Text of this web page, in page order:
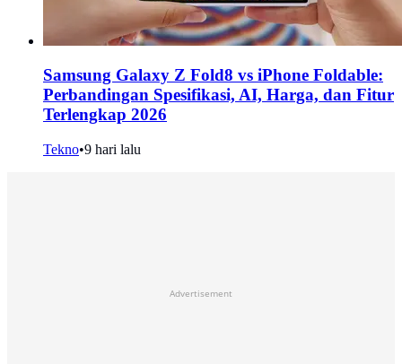
Samsung Galaxy Z Fold8 vs iPhone Foldable:
Perbandingan Spesifikasi, AI, Harga, dan Fitur
Terlengkap 2026
Tekno•9 hari lalu
Advertisement